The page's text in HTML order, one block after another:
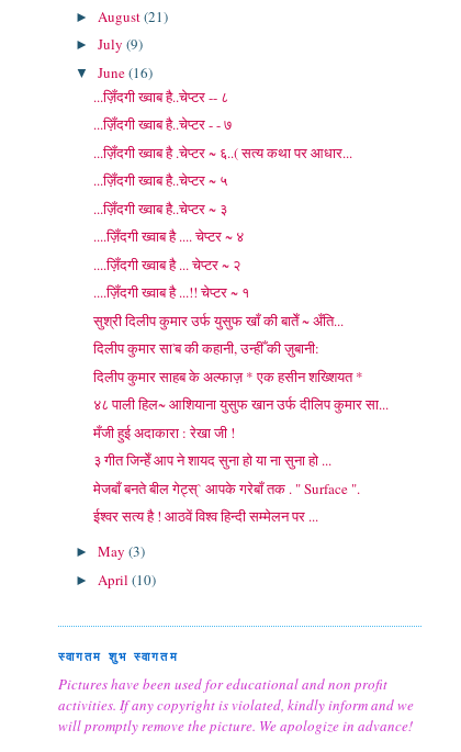
► August(21)
►July(9)
▼June(16)
...ज़िँदगी ख्वाब है..चेप्टर -- ८
...ज़िँदगी ख्वाब है..चेप्टर - - ७
...ज़िँदगी ख्वाब है .चेप्टर ~ ६..( सत्य कथा पर आधार...
...ज़िँदगी ख्वाब है..चेप्टर ~ ५
...ज़िँदगी ख्वाब है..चेप्टर ~ ३
....ज़िँदगी ख्वाब है .... चेप्टर ~ ४
....ज़िँदगी ख्वाब है ... चेप्टर ~ २
....ज़िँदगी ख्वाब है ...!! चेप्टर ~ १
सुश्री दिलीप कुमार उर्फ युसुफ खाँ की बातेँ ~ अँति...
दिलीप कुमार सा'ब की कहानी, उन्हीँ की ज़ुबानी:
दिलीप कुमार साहब के अल्फाज़ * एक हसीन शख्शियत *
४८ पाली हिल~ आशियाना युसुफ खान उर्फ दीलिप कुमार सा...
मँजी हुई अदाकारा : रेखा जी !
३ गीत जिन्हेँ आप ने शायद सुना हो या ना सुना हो ...
मेजबाँ बनते बील गेट्स्` आपके गरेबाँ तक . " Surface ".
ईश्वर सत्य है ! आठवें विश्व हिन्दी सम्मेलन पर ...
►May(3)
► April(10)
स्वागतम शुभ स्वागतम
Pictures have been used for educational and non profit
activities. If any copyright is violated, kindly inform and we
will promptly remove the picture. We apologize in advance!